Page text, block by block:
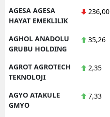
AGESA AGESA
HAYAT EMEKLILIK
236,00
AGHOL ANADOLU
GRUBU HOLDING
35,26
AGROT AGROTECH
TEKNOLOJI
2,35
AGYO ATAKULE
GMYO
7,33